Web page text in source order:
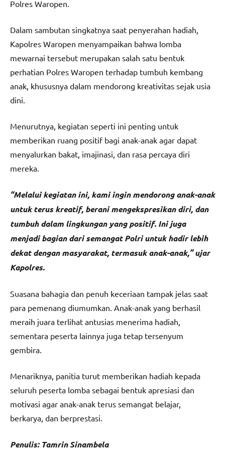
Polres Waropen.
Dalam sambutan singkatnya saat penyerahan hadiah,
Kapolres Waropen menyampaikan bahwa lomba
mewarnai tersebut merupakan salah satu bentuk
perhatian Polres Waropen terhadap tumbuh kembang
anak, khususnya dalam mendorong kreativitas sejak usia
dini.
Menurutnya, kegiatan seperti ini penting untuk
memberikan ruang positif bagi anak-anak agar dapat
menyalurkan bakat, imajinasi, dan rasa percaya diri
mereka.
“Melalui kegiatan ini, kami ingin mendorong anak-anak
untuk terus kreatif, berani mengekspresikan diri, dan
tumbuh dalam lingkungan yang positif. Ini juga
menjadi bagian dari semangat Polri untuk hadir lebih
dekat dengan masyarakat, termasuk anak-anak,” ujar
Kapolres.
Suasana bahagia dan penuh keceriaan tampak jelas saat
para pemenang diumumkan. Anak-anak yang berhasil
meraih juara terlihat antusias menerima hadiah,
sementara peserta lainnya juga tetap tersenyum
gembira.
Menariknya, panitia turut memberikan hadiah kepada
seluruh peserta lomba sebagai bentuk apresiasi dan
motivasi agar anak-anak terus semangat belajar,
berkarya, dan berprestasi.
Penulis: Tamrin Sinambela